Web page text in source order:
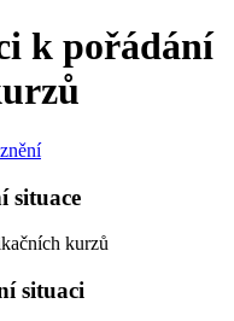
k pořádání
situace
kurzů
situaci